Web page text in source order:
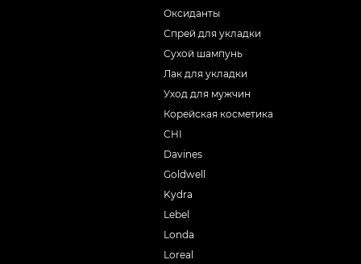
Оксиданты
Спрей для укладки
Сухой шампунь
Лак для укладки
Уход для мужчин
Корейская косметика
CHI
Davines
Goldwell
Kydra
Lebel
Londa
Loreal